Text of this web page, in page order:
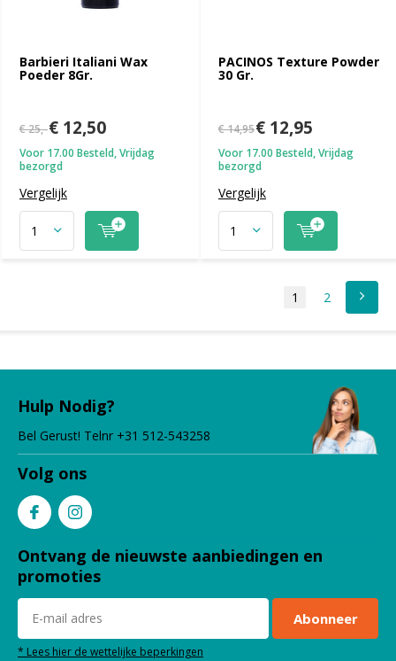
Barbieri Italiani Wax
Poeder 8Gr.
€ 25,-€ 12,50
Voor 17.00 Besteld, Vrijdag
bezorgd
Vergelijk
PACINOS Texture Powder
30 Gr.
€ 14,95€ 12,95
Voor 17.00 Besteld, Vrijdag
bezorgd
Vergelijk
1 2
Hulp Nodig?
Bel Gerust! Telnr +31 512-543258
Volg ons
Ontvang de nieuwste aanbiedingen en
promoties
Abonneer
* Lees hier de wettelijke beperkingen